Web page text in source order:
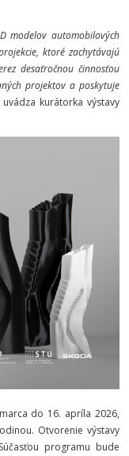
modelov automobilových
ktoré zachytávajú
desaťročnou činnosťou
projektov a poskytuje
uvádza kurátorka výstavy
do 16. apríla 2026,
Otvorenie výstavy
programu bude